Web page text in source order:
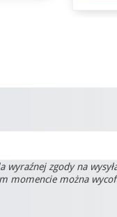
zgody na
momencie można